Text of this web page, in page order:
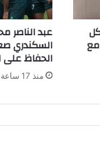
مع
عبد الناصر
السكندري
الحفاظ على
منذ 17 ساعة